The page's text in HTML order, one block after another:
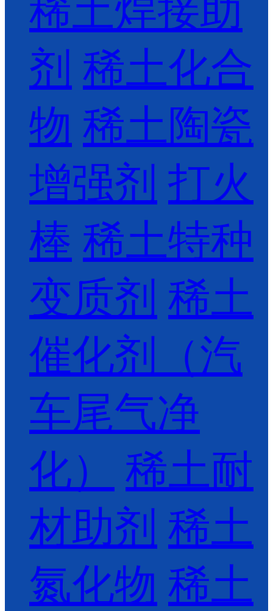
稀土焊接助
剂 稀土化合
物 稀土陶瓷
增强剂 打火
棒 稀土特种
变质剂 稀土
催化剂（汽
车尾气净
化）
稀土耐
材助剂 稀土
氮化物 稀土